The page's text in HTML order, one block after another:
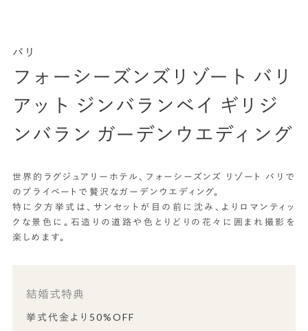
バリ
フォーシーズンズリゾート バリ
アット ジンバランベイ ギリジ
ンバラン ガーデンウエディング
世界的ラグジュアリーホテル、フォーシーズンズ リゾート バリで
のプライベートで贅沢なガーデンウエディング。
特に夕方挙式は、サンセットが目の前に沈み、よりロマンティッ
クな景色に。石造りの道路や色とりどりの花々に囲まれ撮影を
楽しめます。
結婚式特典
挙式代金より50%OFF